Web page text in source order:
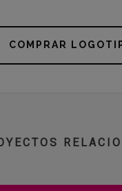
COMPRAR